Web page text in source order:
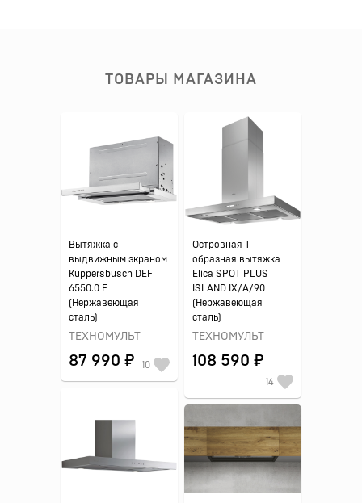
ТОВАРЫ МАГАЗИНА
Вытяжка с
выдвижным экраном
Kuppersbusch DEF
6550.0 E
(Нержавеющая
сталь)
ТЕХНОМУЛЬТ
87 990 ₽ 10
Островная Т-
образная вытяжка
Elica SPOT PLUS
ISLAND IX/A/90
(Нержавеющая
сталь)
ТЕХНОМУЛЬТ
108 590 ₽
14